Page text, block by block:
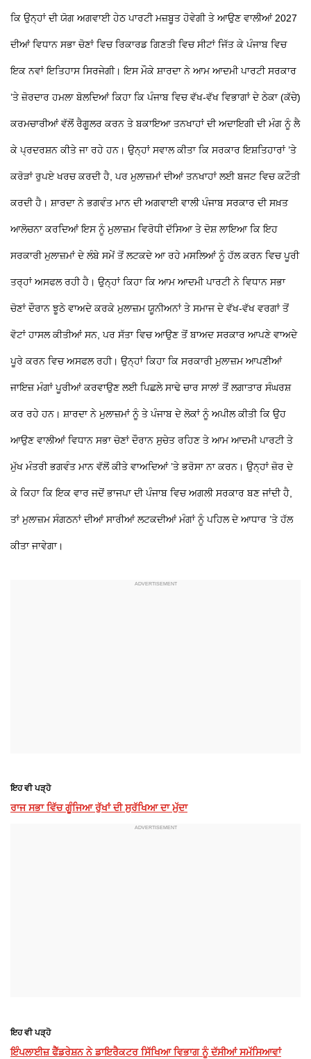
ਕਿ ਉਨ੍ਹਾਂ ਦੀ ਯੋਗ ਅਗਵਾਈ ਹੇਠ ਪਾਰਟੀ ਮਜ਼ਬੂਤ ਹੋਵੇਗੀ ਤੇ ਆਉਣ ਵਾਲੀਆਂ 2027
ਦੀਆਂ ਵਿਧਾਨ ਸਭਾ ਚੋਣਾਂ ਵਿਚ ਰਿਕਾਰਡ ਗਿਣਤੀ ਵਿਚ ਸੀਟਾਂ ਜਿੱਤ ਕੇ ਪੰਜਾਬ ਵਿਚ
ਇਕ ਨਵਾਂ ਇਤਿਹਾਸ ਸਿਰਜੇਗੀ। ਇਸ ਮੌਕੇ ਸ਼ਾਰਦਾ ਨੇ ਆਮ ਆਦਮੀ ਪਾਰਟੀ ਸਰਕਾਰ
’ਤੇ ਜ਼ੋਰਦਾਰ ਹਮਲਾ ਬੋਲਦਿਆਂ ਕਿਹਾ ਕਿ ਪੰਜਾਬ ਵਿਚ ਵੱਖ-ਵੱਖ ਵਿਭਾਗਾਂ ਦੇ ਠੇਕਾ (ਕੱਚੇ)
ਕਰਮਚਾਰੀਆਂ ਵੱਲੋਂ ਰੈਗੂਲਰ ਕਰਨ ਤੇ ਬਕਾਇਆ ਤਨਖਾਹਾਂ ਦੀ ਅਦਾਇਗੀ ਦੀ ਮੰਗ ਨੂੰ ਲੈ
ਕੇ ਪ੍ਰਦਰਸ਼ਨ ਕੀਤੇ ਜਾ ਰਹੇ ਹਨ। ਉਨ੍ਹਾਂ ਸਵਾਲ ਕੀਤਾ ਕਿ ਸਰਕਾਰ ਇਸ਼ਤਿਹਾਰਾਂ ’ਤੇ
ਕਰੋੜਾਂ ਰੁਪਏ ਖਰਚ ਕਰਦੀ ਹੈ, ਪਰ ਮੁਲਾਜ਼ਮਾਂ ਦੀਆਂ ਤਨਖਾਹਾਂ ਲਈ ਬਜਟ ਵਿਚ ਕਟੌਤੀ
ਕਰਦੀ ਹੈ। ਸ਼ਾਰਦਾ ਨੇ ਭਗਵੰਤ ਮਾਨ ਦੀ ਅਗਵਾਈ ਵਾਲੀ ਪੰਜਾਬ ਸਰਕਾਰ ਦੀ ਸਖ਼ਤ
ਆਲੋਚਨਾ ਕਰਦਿਆਂ ਇਸ ਨੂੰ ਮੁਲਾਜ਼ਮ ਵਿਰੋਧੀ ਦੱਸਿਆ ਤੇ ਦੋਸ਼ ਲਾਇਆ ਕਿ ਇਹ
ਸਰਕਾਰੀ ਮੁਲਾਜ਼ਮਾਂ ਦੇ ਲੰਬੇ ਸਮੇਂ ਤੋਂ ਲਟਕਦੇ ਆ ਰਹੇ ਮਸਲਿਆਂ ਨੂੰ ਹੱਲ ਕਰਨ ਵਿਚ ਪੂਰੀ
ਤਰ੍ਹਾਂ ਅਸਫਲ ਰਹੀ ਹੈ। ਉਨ੍ਹਾਂ ਕਿਹਾ ਕਿ ਆਮ ਆਦਮੀ ਪਾਰਟੀ ਨੇ ਵਿਧਾਨ ਸਭਾ
ਚੋਣਾਂ ਦੌਰਾਨ ਝੂਠੇ ਵਾਅਦੇ ਕਰਕੇ ਮੁਲਾਜ਼ਮ ਯੂਨੀਅਨਾਂ ਤੇ ਸਮਾਜ ਦੇ ਵੱਖ-ਵੱਖ ਵਰਗਾਂ ਤੋਂ
ਵੋਟਾਂ ਹਾਸਲ ਕੀਤੀਆਂ ਸਨ, ਪਰ ਸੱਤਾ ਵਿਚ ਆਉਣ ਤੋਂ ਬਾਅਦ ਸਰਕਾਰ ਆਪਣੇ ਵਾਅਦੇ
ਪੂਰੇ ਕਰਨ ਵਿਚ ਅਸਫਲ ਰਹੀ। ਉਨ੍ਹਾਂ ਕਿਹਾ ਕਿ ਸਰਕਾਰੀ ਮੁਲਾਜ਼ਮ ਆਪਣੀਆਂ
ਜਾਇਜ਼ ਮੰਗਾਂ ਪੂਰੀਆਂ ਕਰਵਾਉਣ ਲਈ ਪਿਛਲੇ ਸਾਢੇ ਚਾਰ ਸਾਲਾਂ ਤੋਂ ਲਗਾਤਾਰ ਸੰਘਰਸ਼
ਕਰ ਰਹੇ ਹਨ। ਸ਼ਾਰਦਾ ਨੇ ਮੁਲਾਜ਼ਮਾਂ ਨੂੰ ਤੇ ਪੰਜਾਬ ਦੇ ਲੋਕਾਂ ਨੂੰ ਅਪੀਲ ਕੀਤੀ ਕਿ ਉਹ
ਆਉਣ ਵਾਲੀਆਂ ਵਿਧਾਨ ਸਭਾ ਚੋਣਾਂ ਦੌਰਾਨ ਸੁਚੇਤ ਰਹਿਣ ਤੇ ਆਮ ਆਦਮੀ ਪਾਰਟੀ ਤੇ
ਮੁੱਖ ਮੰਤਰੀ ਭਗਵੰਤ ਮਾਨ ਵੱਲੋਂ ਕੀਤੇ ਵਾਅਦਿਆਂ ’ਤੇ ਭਰੋਸਾ ਨਾ ਕਰਨ। ਉਨ੍ਹਾਂ ਜ਼ੋਰ ਦੇ
ਕੇ ਕਿਹਾ ਕਿ ਇਕ ਵਾਰ ਜਦੋਂ ਭਾਜਪਾ ਦੀ ਪੰਜਾਬ ਵਿਚ ਅਗਲੀ ਸਰਕਾਰ ਬਣ ਜਾਂਦੀ ਹੈ,
ਤਾਂ ਮੁਲਾਜ਼ਮ ਸੰਗਠਨਾਂ ਦੀਆਂ ਸਾਰੀਆਂ ਲਟਕਦੀਆਂ ਮੰਗਾਂ ਨੂੰ ਪਹਿਲ ਦੇ ਆਧਾਰ ’ਤੇ ਹੱਲ
ਕੀਤਾ ਜਾਵੇਗਾ।
ਇਹ ਵੀ ਪੜ੍ਹੋ
ਰਾਜ ਸਭਾ ਵਿੱਚ ਗੂੰਜਿਆ ਰੁੱਖਾਂ ਦੀ ਸੁਰੱਖਿਆ ਦਾ ਮੁੱਦਾ
ਇਹ ਵੀ ਪੜ੍ਹੋ
ਇੰਪਲਾਈਜ਼ ਫੈੱਡਰੇਸ਼ਨ ਨੇ ਡਾਇਰੈਕਟਰ ਸਿੱਖਿਆ ਵਿਭਾਗ ਨੂੰ ਦੱਸੀਆਂ ਸਮੱਸਿਆਵਾਂ